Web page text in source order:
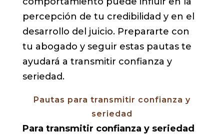
percepción de tu credibilidad y en el
desarrollo del juicio. Prepararte con
tu abogado y seguir estas pautas te
ayudará a transmitir confianza y
seriedad.
Pautas para transmitir confianza y
seriedad
Para transmitir confianza y seriedad